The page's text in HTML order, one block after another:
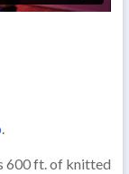
.
600 ft. of knitted